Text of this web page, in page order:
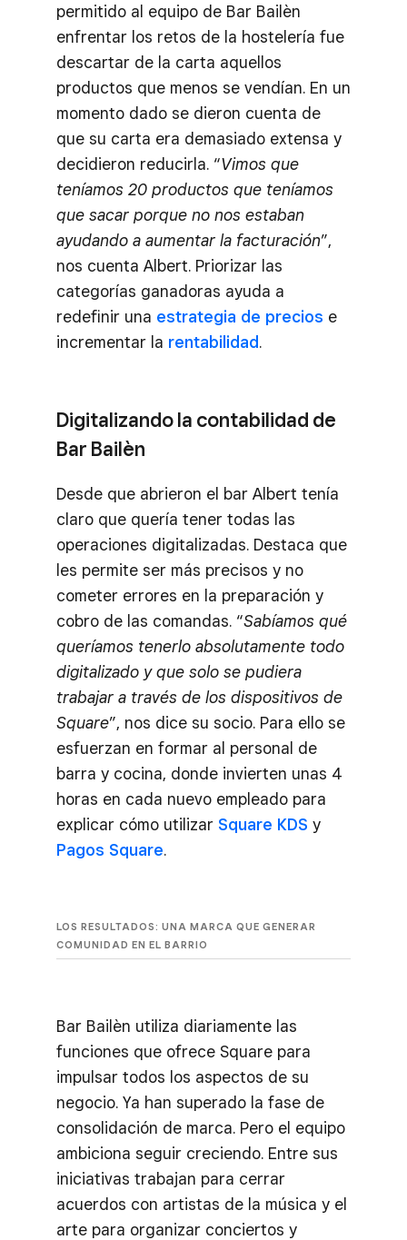
permitido al equipo de Bar Bailèn
enfrentar los retos de la hostelería fue
descartar de la carta aquellos
productos que menos se vendían. En un
momento dado se dieron cuenta de
que su carta era demasiado extensa y
decidieron reducirla. “Vimos que
teníamos 20 productos que teníamos
que sacar porque no nos estaban
ayudando a aumentar la facturación”,
nos cuenta Albert. Priorizar las
categorías ganadoras ayuda a
redefinir una estrategia de precios e
incrementar la rentabilidad.
Digitalizando la contabilidad de
Bar Bailèn
Desde que abrieron el bar Albert tenía
claro que quería tener todas las
operaciones digitalizadas. Destaca que
les permite ser más precisos y no
cometer errores en la preparación y
cobro de las comandas. “Sabíamos qué
queríamos tenerlo absolutamente todo
digitalizado y que solo se pudiera
trabajar a través de los dispositivos de
Square”, nos dice su socio. Para ello se
esfuerzan en formar al personal de
barra y cocina, donde invierten unas 4
horas en cada nuevo empleado para
explicar cómo utilizar Square KDS y
Pagos Square.
LOS RESULTADOS: UNA MARCA QUE GENERAR
COMUNIDAD EN EL BARRIO
Bar Bailèn utiliza diariamente las
funciones que ofrece Square para
impulsar todos los aspectos de su
negocio. Ya han superado la fase de
consolidación de marca. Pero el equipo
ambiciona seguir creciendo. Entre sus
iniciativas trabajan para cerrar
acuerdos con artistas de la música y el
arte para organizar conciertos y